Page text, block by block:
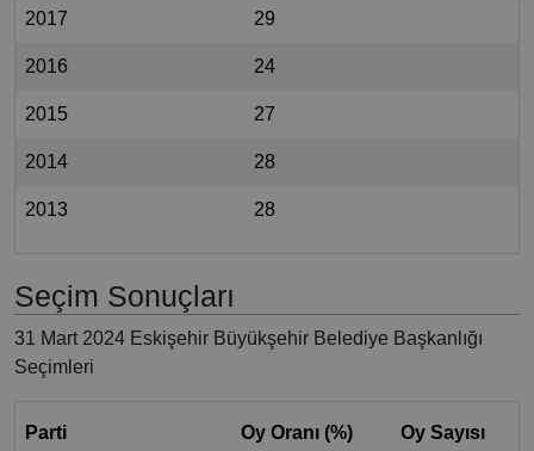
2017 29
2016 24
2015 27
2014 28
2013 28
Seçim Sonuçları
31 Mart 2024 Eskişehir Büyükşehir Belediye Başkanlığı
Seçimleri
Parti Oy Oranı (%) Oy Sayısı